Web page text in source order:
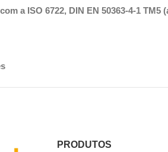
a ISO 6722, DIN EN 50363-4-1 TM5
PRODUTOS